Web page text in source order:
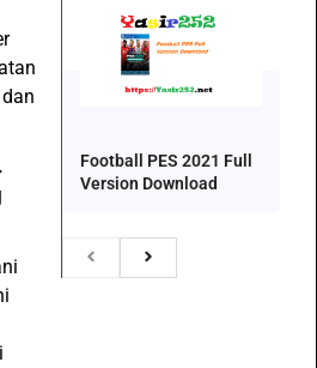
Football PES 2021 Full
Version Download